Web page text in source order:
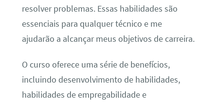
resolver problemas. Essas habilidades são
essenciais para qualquer técnico e me
ajudarão a alcançar meus objetivos de carreira.
O curso oferece uma série de benefícios,
incluindo desenvolvimento de habilidades,
habilidades de empregabilidade e